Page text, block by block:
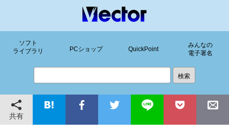
ソフト
ライブラリ
PCショップ QuickPoint
みんなの
電子署名
共有